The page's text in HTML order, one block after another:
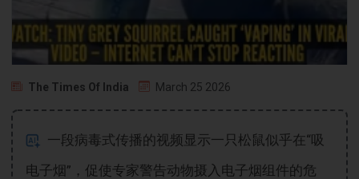
The Times Of India March 25 2026
一段病毒式传播的视频显示一只松鼠似乎在“吸
电子烟”，促使专家警告动物摄入电子烟组件的危